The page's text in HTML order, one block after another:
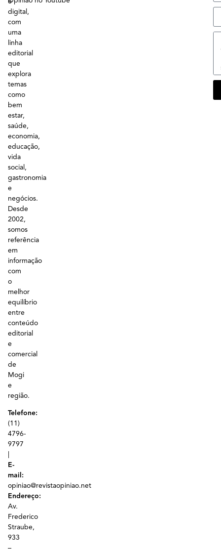
digital,
com
uma
linha
editorial
que
explora
temas
como
bem
estar,
saúde,
economia,
educação,
vida
social,
gastronomia
e
negócios.
Desde
2002,
somos
referência
em
informação
com
o
melhor
equilíbrio
entre
conteúdo
editorial
e
comercial
de
Mogi
e
região.
Telefone:
(11)
4796-
9797
E-
mail:
opiniao@revistaopiniao.net
Endereço:
Av.
Frederico
Straube,
933
–